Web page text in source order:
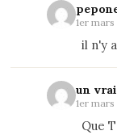
1er mars
il n'y
un
1er mars
Que